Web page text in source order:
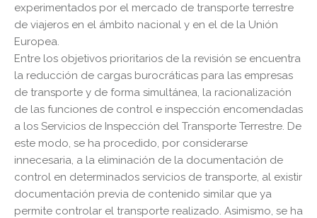
experimentados por el mercado de transporte terrestre
de viajeros en el ámbito nacional y en el de la Unión
Europea.
Entre los objetivos prioritarios de la revisión se encuentra
la reducción de cargas burocráticas para las empresas
de transporte y de forma simultánea, la racionalización
de las funciones de control e inspección encomendadas
a los Servicios de Inspección del Transporte Terrestre. De
este modo, se ha procedido, por considerarse
innecesaria, a la eliminación de la documentación de
control en determinados servicios de transporte, al existir
documentación previa de contenido similar que ya
permite controlar el transporte realizado. Asimismo, se ha